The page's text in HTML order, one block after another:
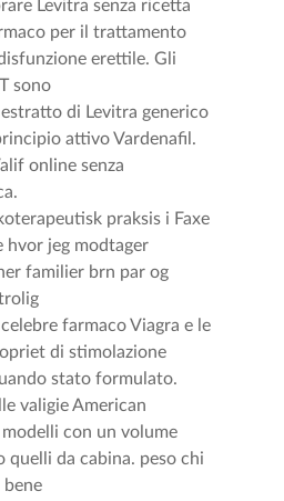
Levitra senza ricetta
per il trattamento
erettile. Gli
sono
di Levitra generico
attivo Vardenafil.
online senza
praksis i Faxe
hvor jeg modtager
familier brn par og
farmaco Viagra e le
di stimolazione
stato formulato.
valigie American
con un volume
quelli da cabina. peso chi
bene